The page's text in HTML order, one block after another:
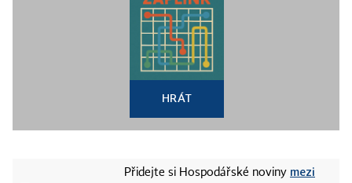
HRÁT
Přidejte si Hospodářské noviny mezi